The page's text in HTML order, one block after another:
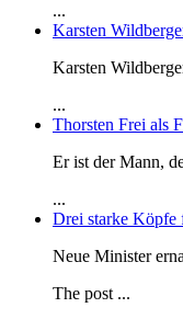
...
Karsten
Karsten
...
Thorsten Frei als
Er ist der Mann,
...
Drei starke Köpfe
Neue Minister
The post ...